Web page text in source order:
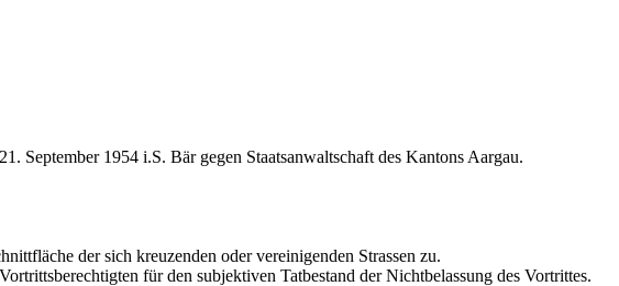
September 1954 i.S. Bär gegen Staatsanwaltschaft des Kantons Aargau.
der sich kreuzenden oder vereinigenden Strassen zu.
für den subjektiven Tatbestand der Nichtbelassung des Vortrittes.